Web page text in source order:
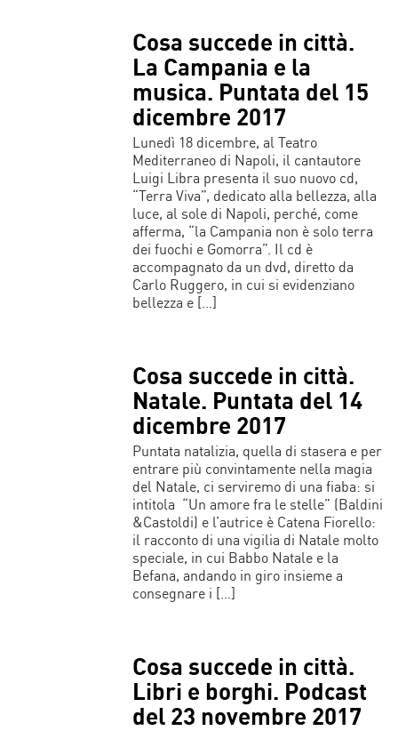
Cosa succede in città.
La Campania e la
musica. Puntata del 15
dicembre 2017
Lunedì 18 dicembre, al Teatro
Mediterraneo di Napoli, il cantautore
Luigi Libra presenta il suo nuovo cd,
“Terra Viva”, dedicato alla bellezza, alla
luce, al sole di Napoli, perché, come
afferma, “la Campania non è solo terra
dei fuochi e Gomorra”. Il cd è
accompagnato da un dvd, diretto da
Carlo Ruggero, in cui si evidenziano
bellezza e […]
Cosa succede in città.
Natale. Puntata del 14
dicembre 2017
Puntata natalizia, quella di stasera e per
entrare più convintamente nella magia
del Natale, ci serviremo di una fiaba: si
intitola “Un amore fra le stelle” (Baldini
&Castoldi) e l’autrice è Catena Fiorello:
il racconto di una vigilia di Natale molto
speciale, in cui Babbo Natale e la
Befana, andando in giro insieme a
consegnare i […]
Cosa succede in città.
Libri e borghi. Podcast
del 23 novembre 2017